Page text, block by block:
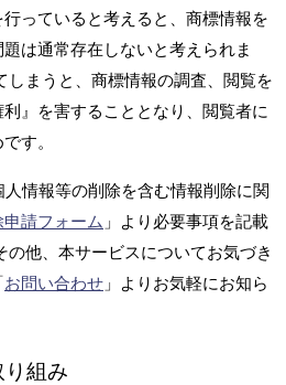
っていると考えると、商標情報を
は通常存在しないと考えられま
しまうと、商標情報の調査、閲覧を
』を害することとなり、閲覧者に
す。
情報等の削除を含む情報削除に関
申請フォーム 」より必要事項を記載
の他、本サービスについてお気づき
お問い合わせ 」よりお気軽にお知ら
組み